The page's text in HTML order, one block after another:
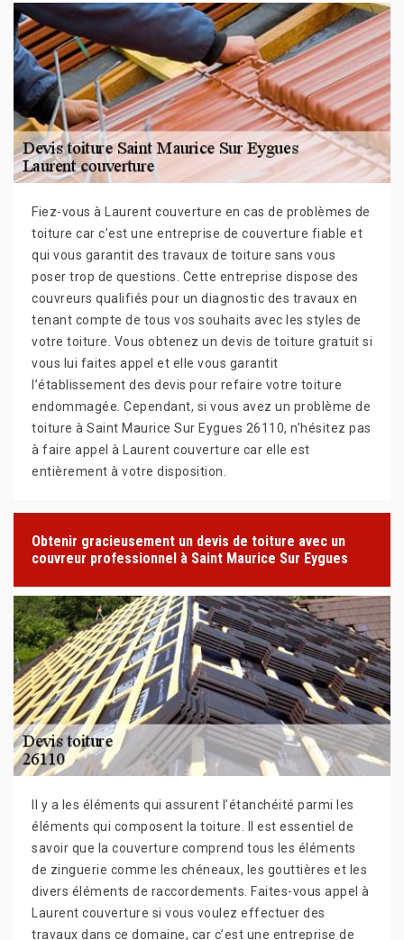
Fiez-vous à Laurent couverture en cas de problèmes de
toiture car c’est une entreprise de couverture fiable et
qui vous garantit des travaux de toiture sans vous
poser trop de questions. Cette entreprise dispose des
couvreurs qualifiés pour un diagnostic des travaux en
tenant compte de tous vos souhaits avec les styles de
votre toiture. Vous obtenez un devis de toiture gratuit si
vous lui faites appel et elle vous garantit
l’établissement des devis pour refaire votre toiture
endommagée. Cependant, si vous avez un problème de
toiture à Saint Maurice Sur Eygues 26110, n’hésitez pas
à faire appel à Laurent couverture car elle est
entièrement à votre disposition.
Obtenir gracieusement un devis de toiture avec un
couvreur professionnel à Saint Maurice Sur Eygues
Il y a les éléments qui assurent l’étanchéité parmi les
éléments qui composent la toiture. Il est essentiel de
savoir que la couverture comprend tous les éléments
de zinguerie comme les chéneaux, les gouttières et les
divers éléments de raccordements. Faites-vous appel à
Laurent couverture si vous voulez effectuer des
travaux dans ce domaine, car c’est une entreprise de